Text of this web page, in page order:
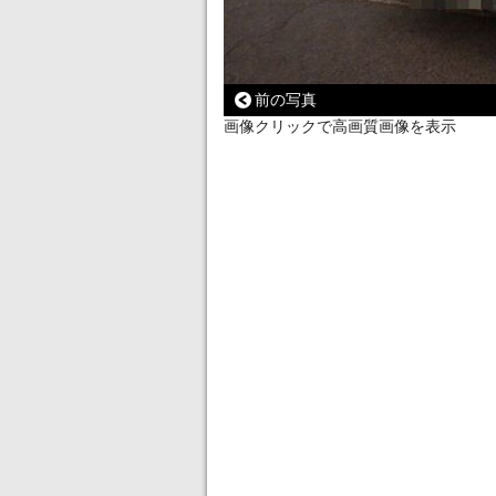
前の写真
画像クリックで高画質画像を表示